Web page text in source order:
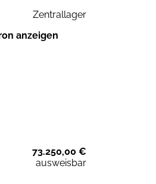
Zentrallager
anzeigen
73.250,00 €
ausweisbar